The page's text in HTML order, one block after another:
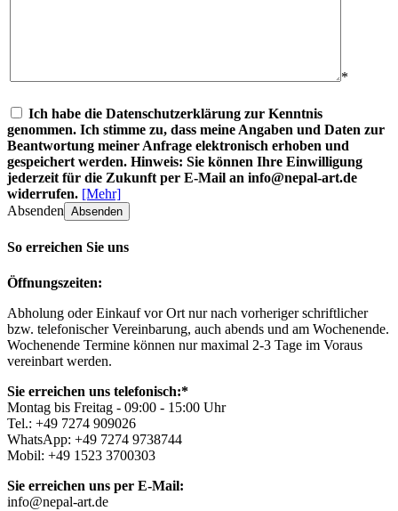
*
Ich habe die Datenschutzerklärung zur Kenntnis
genommen. Ich stimme zu, dass meine Angaben und Daten zur
Beantwortung meiner Anfrage elektronisch erhoben und
gespeichert werden. Hinweis: Sie können Ihre Einwilligung
jederzeit für die Zukunft per E-Mail an info@nepal-art.de
widerrufen. [Mehr]
Absenden Absenden
So erreichen Sie uns
Öffnungszeiten:
Abholung oder Einkauf vor Ort nur nach vorheriger schriftlicher
bzw. telefonischer Vereinbarung, auch abends und am Wochenende.
Wochenende Termine können nur maximal 2-3 Tage im Voraus
vereinbart werden.
Sie erreichen uns telefonisch:*
Montag bis Freitag - 09:00 - 15:00 Uhr
Tel.: +49 7274 909026
WhatsApp: +49 7274 9738744
Mobil: +49 1523 3700303
Sie erreichen uns per E-Mail:
info@nepal-art.de